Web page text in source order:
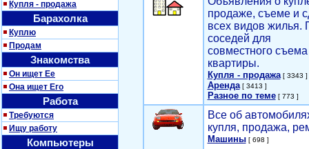
Купля - продажа
Барахолка
Куплю
Продам
Знакомства
Он ищет Ее
Она ищет Его
Работа
Требуются
Ищу работу
Компьютеры
продаже, съеме и
всех видов жилья.
соседей для
совместного съема
квартиры.
Купля - продажа[ 3343 ]
Аренда[ 3413 ]
Разное по теме[ 773 ]
Все об
купля, продажа,
Машины[ 698 ]